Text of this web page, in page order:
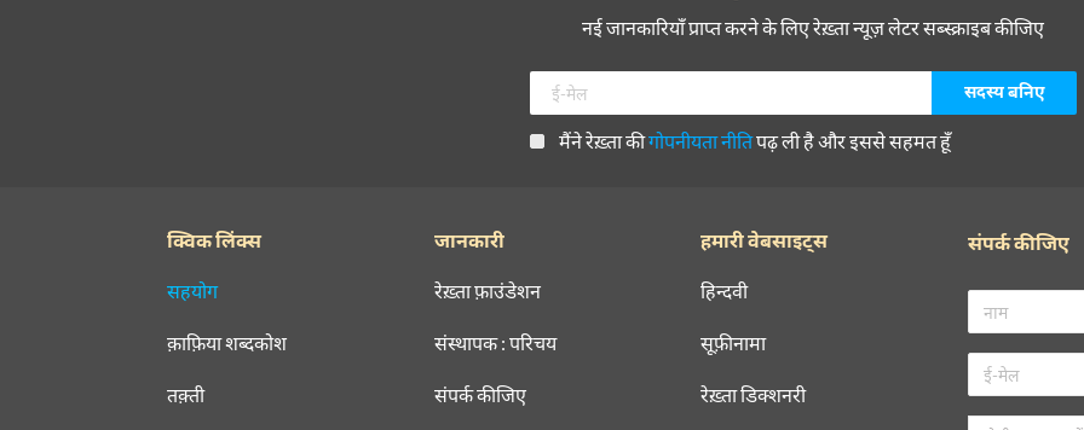
नई जानकारियाँ प्राप्त करने के लिए रेख़्ता न्यूज़ लेटर सब्स्क्राइब कीजिए
मैंने रेख़्ता कीगोपनीयता नीतिपढ़ ली है और इससे सहमत हूँ
क्विक लिंक्स
सहयोग
क़ाफ़िया शब्दकोश
तक़्ती
जानकारी
रेख़्ता फ़ाउंडेशन
संस्थापक : परिचय
संपर्क कीजिए
हमारी वेबसाइट्स
हिन्दवी
सूफ़ीनामा
रेख़्ता डिक्शनरी
संपर्क कीजिए